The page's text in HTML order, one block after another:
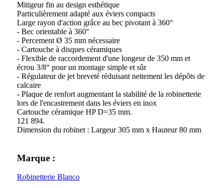
Mitigeur fin au design esthétique
Particulièrement adapté aux éviers compacts
Large rayon d'action grâce au bec pivotant à 360°
- Bec orientable à 360°
- Percement Ø 35 mm nécessaire
- Cartouche à disques céramiques
- Flexible de raccordement d'une longeur de 350 mm et
écrou 3/8“ pour un montage simple et sûr
- Régulateur de jet breveté réduisant nettement les dépôts de
calcaire
- Plaque de renfort augmentant la stabilité de la robinetterie
lors de l'encastrement dans les éviers en inox
Cartouche céramique HP D=35 mm.
121 894.
Dimension du robinet : Largeur 305 mm x Hauteur 80 mm
Marque :
Robinetterie Blanco